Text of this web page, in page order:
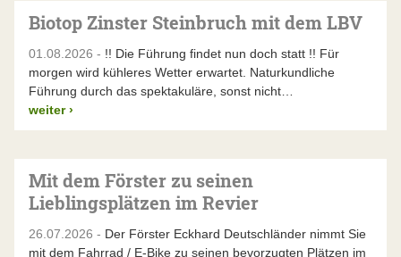
Biotop Zinster Steinbruch mit dem LBV
01.08.2026 - !! Die Führung findet nun doch statt !! Für
morgen wird kühleres Wetter erwartet. Naturkundliche
Führung durch das spektakuläre, sonst nicht…
weiter ›
Mit dem Förster zu seinen
Lieblingsplätzen im Revier
26.07.2026 - Der Förster Eckhard Deutschländer nimmt Sie
mit dem Fahrrad / E-Bike zu seinen bevorzugten Plätzen im